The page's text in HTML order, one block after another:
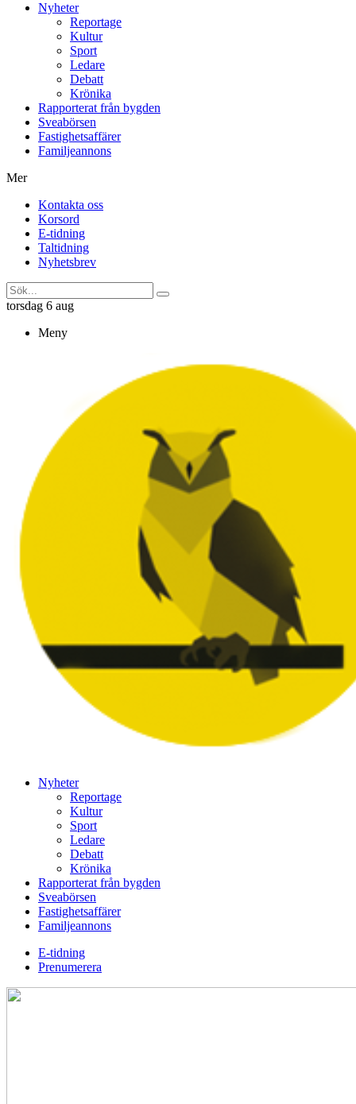
Nyheter
Reportage
Kultur
Sport
Ledare
Debatt
Krönika
Rapporterat från bygden
Sveabörsen
Fastighetsaffärer
Familjeannons
Mer
Kontakta oss
Korsord
E-tidning
Taltidning
Nyhetsbrev
torsdag 6 aug
Meny
Nyheter
Reportage
Kultur
Sport
Ledare
Debatt
Krönika
Rapporterat från bygden
Sveabörsen
Fastighetsaffärer
Familjeannons
E-tidning
Prenumerera